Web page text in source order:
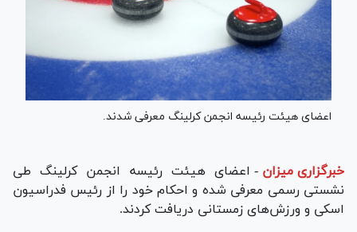
اعضای هیئت رئیسه انجمن کرلینگ معرفی شدند.
خبرگزاری میزان - اعضای هیئت رئیسه انجمن کرلینگ طی
نشستی رسمی معرفی شده و احکام خود را از رئیس فدراسیون
اسکی و ورزش‌های زمستانی دریافت کردند.